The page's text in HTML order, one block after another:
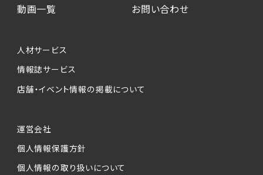
動画一覧
お問い合わせ
人材サービス
情報誌サービス
店舗・イベント情報の掲載について
運営会社
個人情報保護方針
個人情報の取り扱いについて